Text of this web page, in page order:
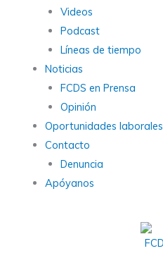
Videos
Podcast
Líneas de tiempo
Noticias
FCDS en Prensa
Opinión
Oportunidades laborales
Contacto
Denuncia
Apóyanos